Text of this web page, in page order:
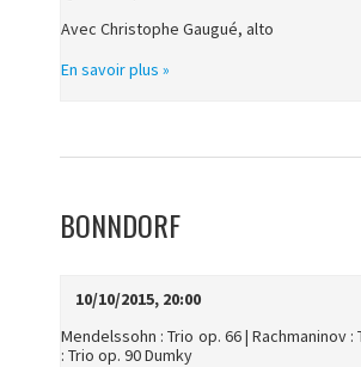
Avec Christophe Gaugué, alto
En savoir plus »
BONNDORF
10/10/2015, 20:00
Mendelssohn : Trio op. 66 | Rachmaninov :
: Trio op. 90 Dumky